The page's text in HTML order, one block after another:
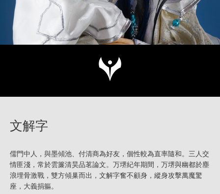
文解字
儒門中人，與墨傾池、付清商為好友，個性較為直率隨和。三人交
情匪淺，常於雲簾清昊品茗論文。万堺紀年期間，万堺與幽都於塵
浪埋骨激戰，雙方傾巢而出，文解字奮不顧身，縱身攻擊萬魔驚
座，大義捐軀。